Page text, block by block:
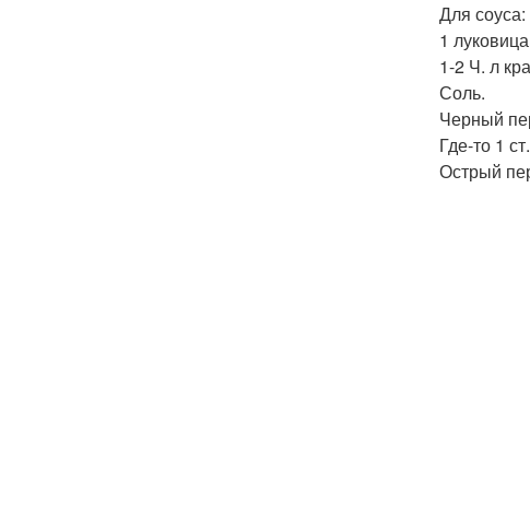
Для соуса:
1
1-2 Ч. л
Соль.
Черный
Где-то 1
Острый